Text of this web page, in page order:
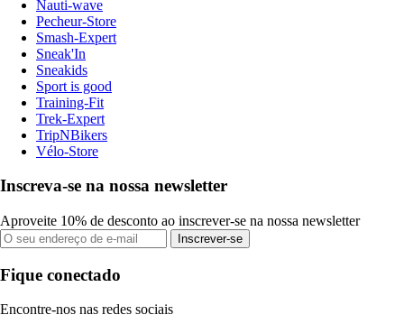
Nauti-wave
Pecheur-Store
Smash-Expert
Sneak'In
Sneakids
Sport is good
Training-Fit
Trek-Expert
TripNBikers
Vélo-Store
Inscreva-se na nossa newsletter
Aproveite 10% de desconto ao inscrever-se na nossa newsletter
Inscrever-se
Fique conectado
Encontre-nos nas redes sociais